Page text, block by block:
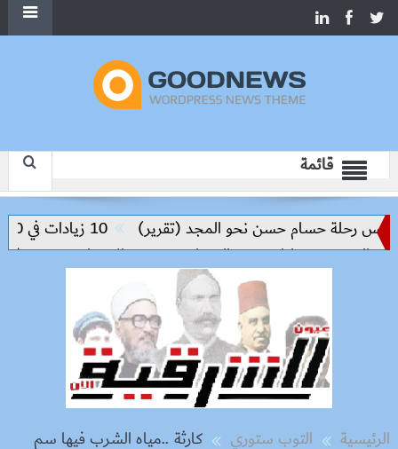
قائمة
رحلة حسام حسن نحو المجد (تقرير)
10 زيادات في 10 سنوات.. هل حان الوقت لرفع دعم البنزين نهائيا؟
من مخاطر مرض السعار
وزيرة الإسكان تسرّع توفيق
الرئيسية التوب ستوري
كارثة ..مياه الشرب فيها سم